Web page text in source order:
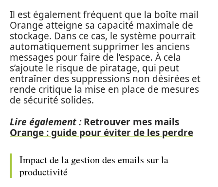
Il est également fréquent que la boîte mail
Orange atteigne sa capacité maximale de
stockage. Dans ce cas, le système pourrait
automatiquement supprimer les anciens
messages pour faire de l’espace. À cela
s’ajoute le risque de piratage, qui peut
entraîner des suppressions non désirées et
rende critique la mise en place de mesures
de sécurité solides.
Lire également : Retrouver mes mails
Orange : guide pour éviter de les perdre
Impact de la gestion des emails sur la
productivité